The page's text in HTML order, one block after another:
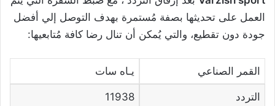
العمل على تحديثها بصفة مُستمرة بهدف التوصل إلي أفضل
جودة دون تقطيع، والتي يُمكن أن تنال رضا كافة مُتابعيها:
القمر الصناعي يـاه سات
التردد 11938